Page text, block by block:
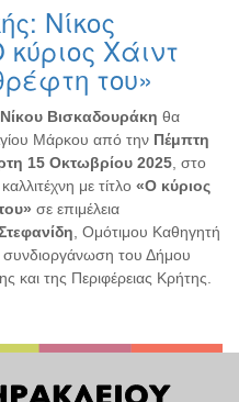
Νίκος
Χάιντ
του»
Νίκου Βισκαδουράκη θα
Μάρκου από την Πέμπτη
15 Οκτωβρίου 2025 , στο
με τίτλο «Ο κύριος
σε επιμέλεια
, Ομότιμου Καθηγητή
συνδιοργάνωση του Δήμου
και της Περιφέρειας Κρήτης.